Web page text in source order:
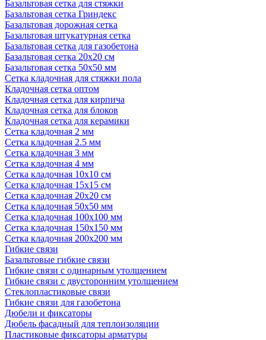
Базальтовая сетка для стяжки
Базальтовая сетка Гриндекс
Базальтовая дорожная сетка
Базальтовая штукатурная сетка
Базальтовая сетка для газобетона
Базальтовая сетка 20x20 см
Базальтовая сетка 50x50 мм
Сетка кладочная для стяжки пола
Кладочная сетка оптом
Кладочная сетка для кирпича
Кладочная сетка для блоков
Кладочная сетка для керамики
Сетка кладочная 2 мм
Сетка кладочная 2.5 мм
Сетка кладочная 3 мм
Сетка кладочная 4 мм
Сетка кладочная 10x10 см
Сетка кладочная 15x15 см
Сетка кладочная 20x20 см
Сетка кладочная 50x50 мм
Сетка кладочная 100x100 мм
Сетка кладочная 150x150 мм
Сетка кладочная 200x200 мм
Гибкие связи
Базальтовые гибкие связи
Гибкие связи с одинарным утолщением
Гибкие связи с двусторонним утолщением
Стеклопластиковые связи
Гибкие связи для газобетона
Дюбели и фиксаторы
Дюбель фасадный для теплоизоляции
Пластиковые фиксаторы арматуры